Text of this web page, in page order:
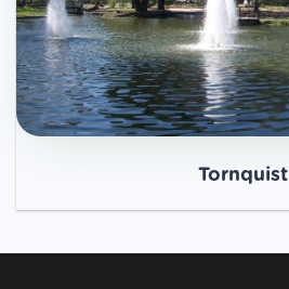
Tornquist